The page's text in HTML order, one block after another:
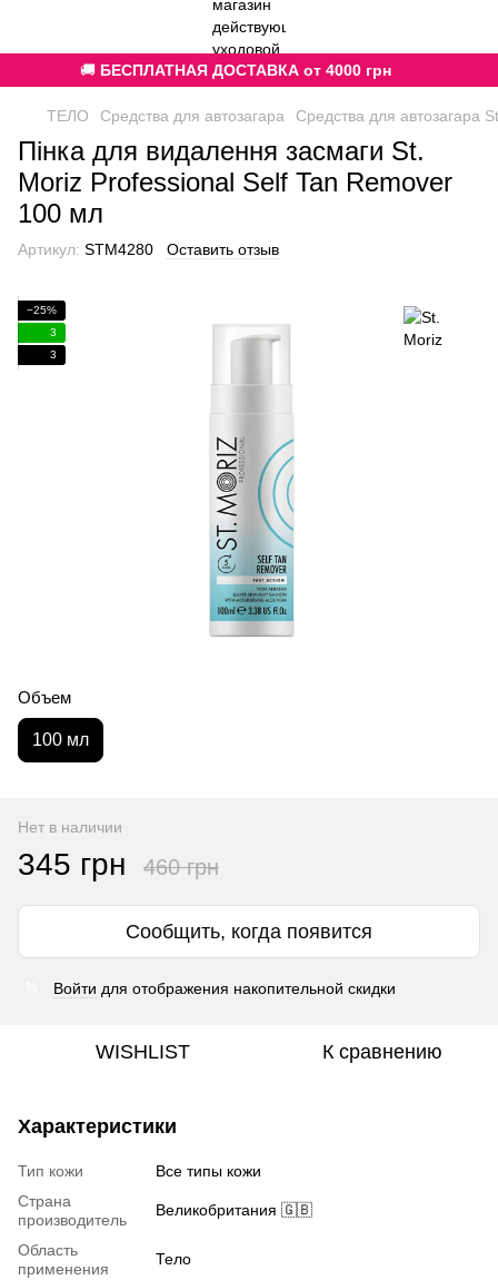
🚚 БЕСПЛАТНАЯ ДОСТАВКА от 4000 грн
ТЕЛО Средства для автозагара Средства для автозагара
Пінка для видалення засмаги St.
Moriz Professional Self Tan Remover
100 мл
Артикул: STM4280 Оставить отзыв
−25%
3
3
Объем
100 мл
Нет в наличии
345 грн 460 грн
Сообщить, когда появится
Войти для отображения накопительной скидки
WISHLIST К сравнению
Характеристики
Тип кожи
Все типы кожи
Страна
производитель
Великобритания 🇬🇧
Область
применения
Тело